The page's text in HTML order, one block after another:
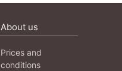
About us
Prices and
conditions